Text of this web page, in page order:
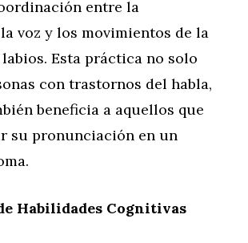
entre la
voz y los movimientos de la
Esta práctica no solo
con trastornos del habla,
beneficia a aquellos que
su pronunciación en un
Habilidades Cognitivas